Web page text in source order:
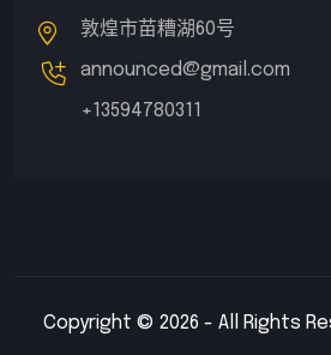
敦煌市苗糟湖60号
announced@gmail.com
+13594780311
Copyright © 2026 - All Rights